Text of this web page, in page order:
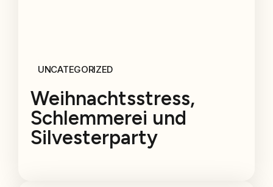
UNCATEGORIZED
Weihnachtsstress,
Schlemmerei und
Silvesterparty